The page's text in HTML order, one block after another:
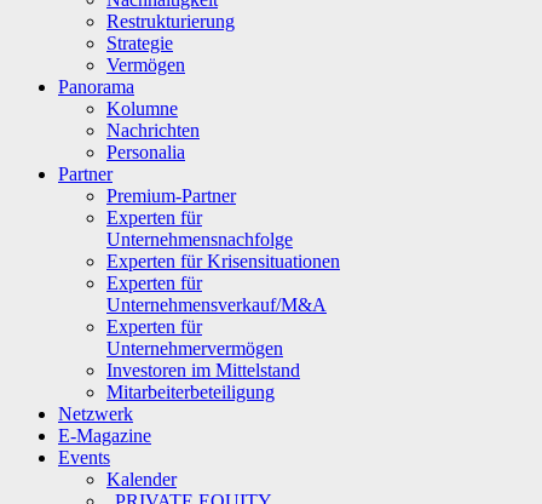
Restrukturierung
Strategie
Vermögen
Panorama
Kolumne
Nachrichten
Personalia
Partner
Premium-Partner
Experten für
Unternehmensnachfolge
Experten für Krisensituationen
Experten für
Unternehmensverkauf/M&A
Experten für
Unternehmervermögen
Investoren im Mittelstand
Mitarbeiterbeteiligung
Netzwerk
E-Magazine
Events
Kalender